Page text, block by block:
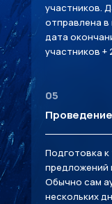
участников.
отправлена в
дата
участников +
05
Подготовка
предложений
Обычно сам
нескольких